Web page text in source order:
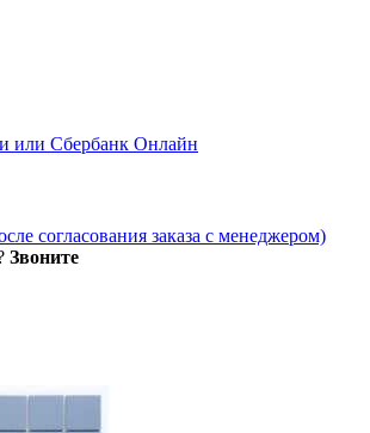
или Сбербанк Онлайн
согласования заказа с менеджером)
Звоните